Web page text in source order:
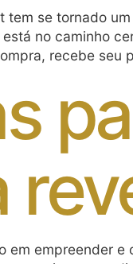
tem se tornado
no caminho
recebe seu
em empreender